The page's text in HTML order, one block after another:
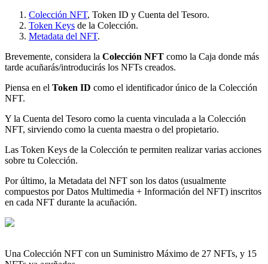
Colección NFT, Token ID y Cuenta del Tesoro.
Token Keys de la Colección.
Metadata del NFT.
Brevemente, considera la Colección NFT como la Caja donde más
tarde acuñarás/introducirás los NFTs creados.
Piensa en el Token ID como el identificador único de la Colección
NFT.
Y la Cuenta del Tesoro como la cuenta vinculada a la Colección
NFT, sirviendo como la cuenta maestra o del propietario.
Las Token Keys de la Colección te permiten realizar varias acciones
sobre tu Colección.
Por último, la Metadata del NFT son los datos (usualmente
compuestos por Datos Multimedia + Información del NFT) inscritos
en cada NFT durante la acuñación.
Una Colección NFT con un Suministro Máximo de 27 NFTs, y 15